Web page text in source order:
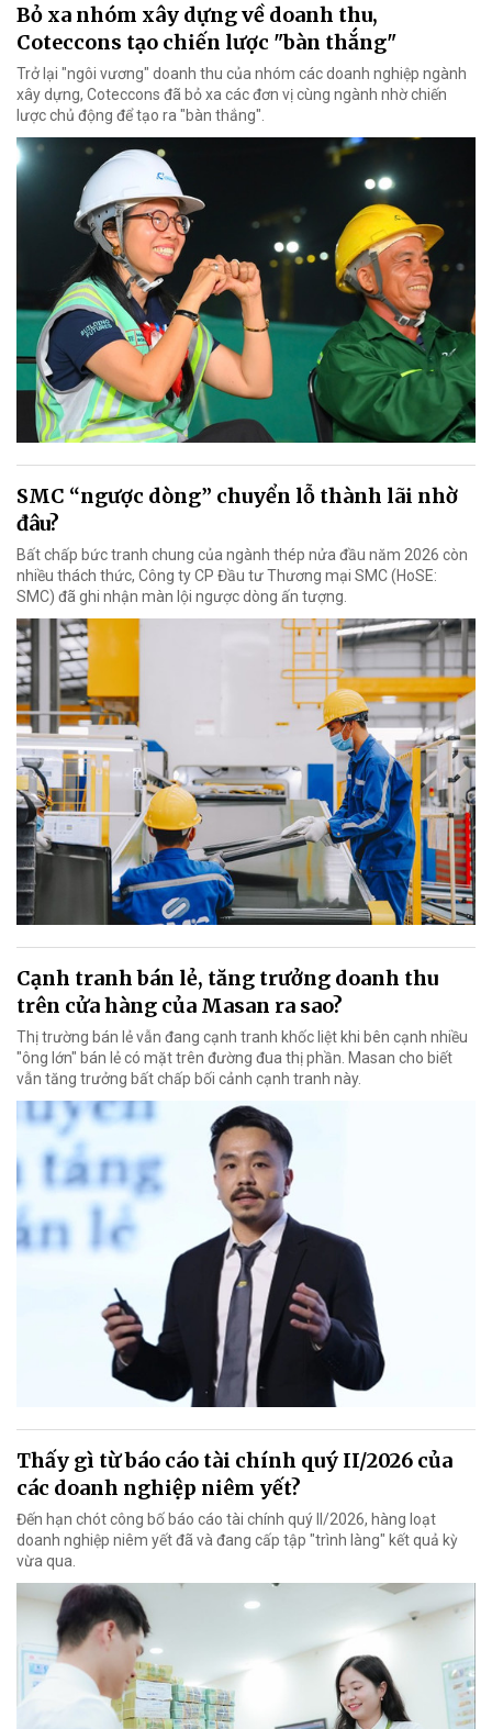
Bỏ xa nhóm xây dựng về doanh thu,
Coteccons tạo chiến lược "bàn thắng"
Trở lại "ngôi vương" doanh thu của nhóm các doanh nghiệp ngành
xây dựng, Coteccons đã bỏ xa các đơn vị cùng ngành nhờ chiến
lược chủ động để tạo ra "bàn thắng".
SMC “ngược dòng” chuyển lỗ thành lãi nhờ
đâu?
Bất chấp bức tranh chung của ngành thép nửa đầu năm 2026 còn
nhiều thách thức, Công ty CP Đầu tư Thương mại SMC (HoSE:
SMC) đã ghi nhận màn lội ngược dòng ấn tượng.
Cạnh tranh bán lẻ, tăng trưởng doanh thu
trên cửa hàng của Masan ra sao?
Thị trường bán lẻ vẫn đang cạnh tranh khốc liệt khi bên cạnh nhiều
"ông lớn" bán lẻ có mặt trên đường đua thị phần. Masan cho biết
vẫn tăng trưởng bất chấp bối cảnh cạnh tranh này.
Thấy gì từ báo cáo tài chính quý II/2026 của
các doanh nghiệp niêm yết?
Đến hạn chót công bố báo cáo tài chính quý II/2026, hàng loạt
doanh nghiệp niêm yết đã và đang cấp tập "trình làng" kết quả kỳ
vừa qua.